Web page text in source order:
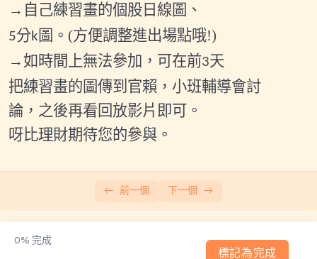
2026.08.14(五)小班輔導會議2
直播與福利課
財富自由養成班-主課程
當沖速成班
每月小班輔導
→自己練習畫的個股日線圖、
5分k 圖。(方便調整進出場點哦!)
→如時間上無法參加，可在前3天
把練習畫的圖傳到官賴， 小班輔導會討
論，之後再看回放影片即可。
呀比理財期待您的參與。
前一個 下一個
0% 完成
標記為完成